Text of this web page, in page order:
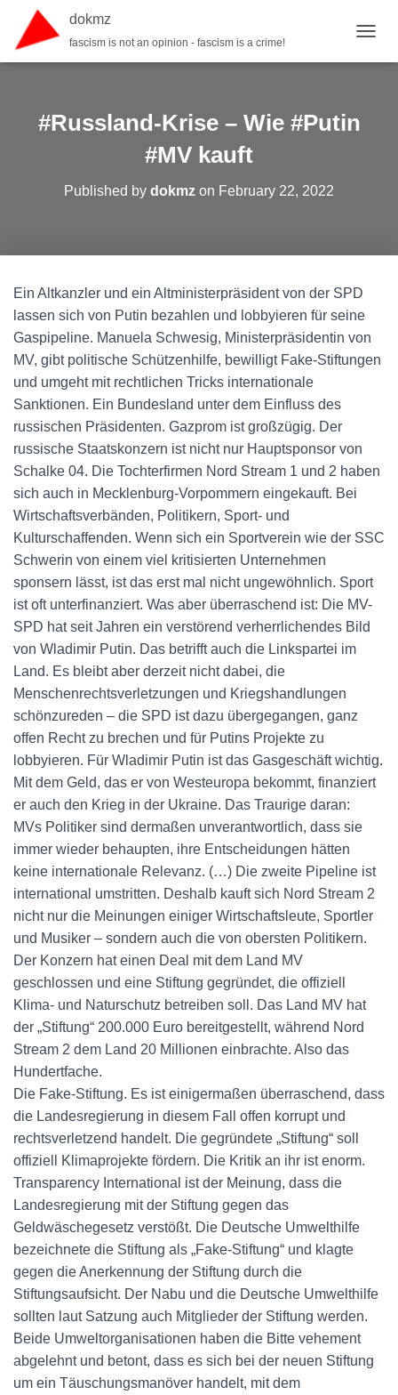
dokmz
fascism is not an opinion - fascism is a crime!
#Russland-Krise – Wie #Putin
#MV kauft
Published by dokmz on February 22, 2022
Ein Altkanzler und ein Altministerpräsident von der SPD
lassen sich von Putin bezahlen und lobbyieren für seine
Gaspipeline. Manuela Schwesig, Ministerpräsidentin von
MV, gibt politische Schützenhilfe, bewilligt Fake-Stiftungen
und umgeht mit rechtlichen Tricks internationale
Sanktionen. Ein Bundesland unter dem Einfluss des
russischen Präsidenten. Gazprom ist großzügig. Der
russische Staatskonzern ist nicht nur Hauptsponsor von
Schalke 04. Die Tochterfirmen Nord Stream 1 und 2 haben
sich auch in Mecklenburg-Vorpommern eingekauft. Bei
Wirtschaftsverbänden, Politikern, Sport- und
Kulturschaffenden. Wenn sich ein Sportverein wie der SSC
Schwerin von einem viel kritisierten Unternehmen
sponsern lässt, ist das erst mal nicht ungewöhnlich. Sport
ist oft unterfinanziert. Was aber überraschend ist: Die MV-
SPD hat seit Jahren ein verstörend verherrlichendes Bild
von Wladimir Putin. Das betrifft auch die Linkspartei im
Land. Es bleibt aber derzeit nicht dabei, die
Menschenrechtsverletzungen und Kriegshandlungen
schönzureden – die SPD ist dazu übergegangen, ganz
offen Recht zu brechen und für Putins Projekte zu
lobbyieren. Für Wladimir Putin ist das Gasgeschäft wichtig.
Mit dem Geld, das er von Westeuropa bekommt, finanziert
er auch den Krieg in der Ukraine. Das Traurige daran:
MVs Politiker sind dermaßen unverantwortlich, dass sie
immer wieder behaupten, ihre Entscheidungen hätten
keine internationale Relevanz. (…) Die zweite Pipeline ist
international umstritten. Deshalb kauft sich Nord Stream 2
nicht nur die Meinungen einiger Wirtschaftsleute, Sportler
und Musiker – sondern auch die von obersten Politikern.
Der Konzern hat einen Deal mit dem Land MV
geschlossen und eine Stiftung gegründet, die offiziell
Klima- und Naturschutz betreiben soll. Das Land MV hat
der „Stiftung“ 200.000 Euro bereitgestellt, während Nord
Stream 2 dem Land 20 Millionen einbrachte. Also das
Hundertfache.
Die Fake-Stiftung. Es ist einigermaßen überraschend, dass
die Landesregierung in diesem Fall offen korrupt und
rechtsverletzend handelt. Die gegründete „Stiftung“ soll
offiziell Klimaprojekte fördern. Die Kritik an ihr ist enorm.
Transparency International ist der Meinung, dass die
Landesregierung mit der Stiftung gegen das
Geldwäschegesetz verstößt. Die Deutsche Umwelthilfe
bezeichnete die Stiftung als „Fake-Stiftung“ und klagte
gegen die Anerkennung der Stiftung durch die
Stiftungsaufsicht. Der Nabu und die Deutsche Umwelthilfe
sollten laut Satzung auch Mitglieder der Stiftung werden.
Beide Umweltorganisationen haben die Bitte vehement
abgelehnt und betont, dass es sich bei der neuen Stiftung
um ein Täuschungsmanöver handelt, mit dem